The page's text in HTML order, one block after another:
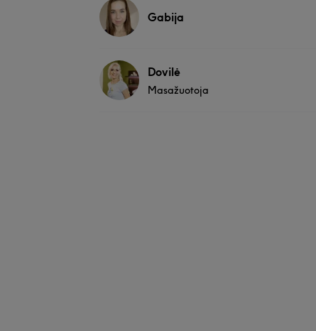
Gabija
Dovilė
Masažuotoja